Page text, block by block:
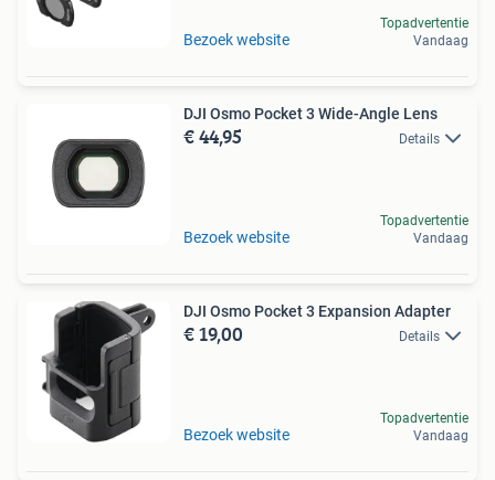
Bezoek website
Topadvertentie
Vandaag
DJI Osmo Pocket 3 Wide-Angle Lens
€ 44,95 Details
Bezoek website
Topadvertentie
Vandaag
DJI Osmo Pocket 3 Expansion Adapter
€ 19,00 Details
Bezoek website
Topadvertentie
Vandaag